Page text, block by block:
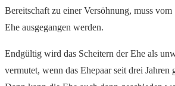
Bereitschaft zu einer Versöhnung, muss vom
Ehe ausgegangen werden.
Endgültig wird das Scheitern der Ehe als
vermutet, wenn das Ehepaar seit drei Jahren